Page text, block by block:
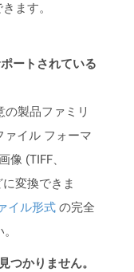
ます。
ートされている
製品ファミリ
イル フォーマ
像 (TIFF、
変換できま
イル形式 の完全
つかりません。